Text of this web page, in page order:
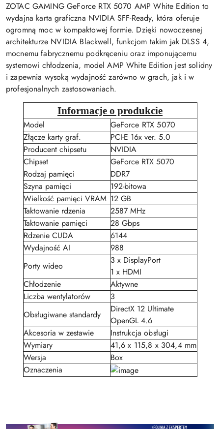
ZOTAC GAMING GeForce RTX 5070 AMP White Edition to
wydajna karta graficzna NVIDIA SFF-Ready, która oferuje
ogromną moc w kompaktowej formie. Dzięki nowoczesnej
architekturze NVIDIA Blackwell, funkcjom takim jak DLSS 4,
mocnemu fabrycznemu podkręceniu oraz imponującemu
systemowi chłodzenia, model AMP White Edition jest solidny
i zapewnia wysoką wydajność zarówno w grach, jak i w
profesjonalnych zastosowaniach.
Informacje o produkcie
Model
GeForce RTX 5070
Złącze karty graf.
PCI-E 16x ver. 5.0
Producent chipsetu
NVIDIA
Chipset
GeForce RTX 5070
Rodzaj pamięci
DDR7
Szyna pamięci
192-bitowa
Wielkość pamięci VRAM 12 GB
Taktowanie rdzenia
2587 MHz
Taktowanie pamięci
28 Gbps
Rdzenie CUDA
6144
Wydajność AI
988
Porty wideo
3 x DisplayPort
1 x HDMI
Chłodzenie
Aktywne
Liczba wentylatorów
3
Obsługiwane standardy
DirectX 12 Ultimate
OpenGL 4.6
Akcesoria w zestawie
Instrukcja obsługi
Wymiary
41,6 x 115,8 x 304,4 mm
Wersja
Box
Oznaczenia